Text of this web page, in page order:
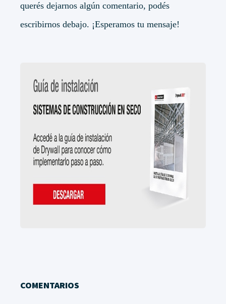
querés dejarnos algún comentario, podés
escribirnos debajo. ¡Esperamos tu mensaje!
COMENTARIOS